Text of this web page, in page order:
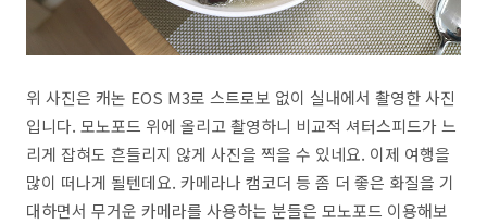
위 사진은 캐논 EOS M3로 스트로보 없이 실내에서 촬영한 사진
입니다. 모노포드 위에 올리고 촬영하니 비교적 셔터스피드가 느
리게 잡혀도 흔들리지 않게 사진을 찍을 수 있네요. 이제 여행을
많이 떠나게 될텐데요. 카메라나 캠코더 등 좀 더 좋은 화질을 기
대하면서 무거운 카메라를 사용하는 분들은 모노포드 이용해보